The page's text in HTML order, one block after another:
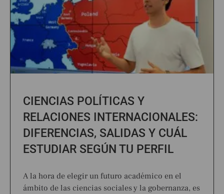
CIENCIAS POLÍTICAS Y
RELACIONES INTERNACIONALES:
DIFERENCIAS, SALIDAS Y CUÁL
ESTUDIAR SEGÚN TU PERFIL
A la hora de elegir un futuro académico en el
ámbito de las ciencias sociales y la gobernanza, es